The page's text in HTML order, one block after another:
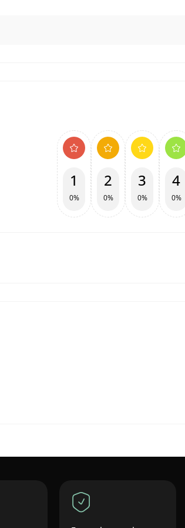
1
0%
2
0%
3
0%
4
0%